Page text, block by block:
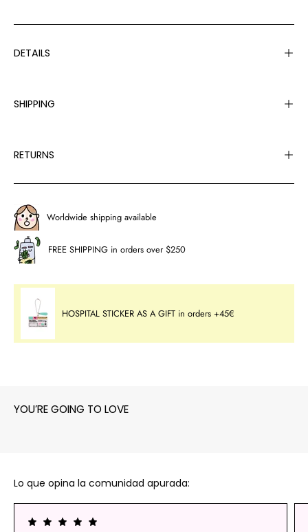
DETAILS
SHIPPING
RETURNS
Worldwide shipping available
FREE SHIPPING in orders over $250
HOSPITAL STICKER AS A GIFT in orders +45€
YOU’RE GOING TO LOVE
Lo que opina la comunidad apurada: